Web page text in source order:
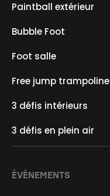
Paintball extérieur
Bubble Foot
Foot salle
Free jump trampoline
3 défis intérieurs
3 défis en plein air
ÉVÉNEMENTS